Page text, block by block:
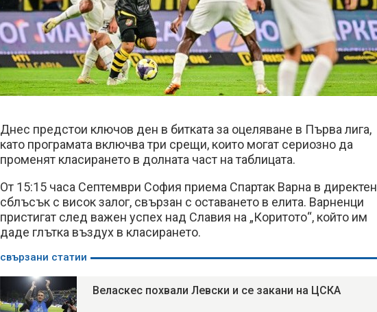
Днес предстои ключов ден в битката за оцеляване в Първа лига,
като програмата включва три срещи, които могат сериозно да
променят класирането в долната част на таблицата.
От 15:15 часа Септември София приема Спартак Варна в директен
сблъсък с висок залог, свързан с оставането в елита. Варненци
пристигат след важен успех над Славия на „Коритото“, който им
даде глътка въздух в класирането.
свързани статии
Веласкес похвали Левски и се закани на ЦСКА